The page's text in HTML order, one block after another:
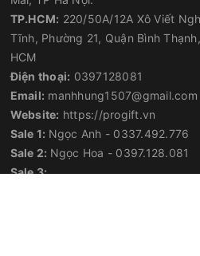
TP.HCM: 220/50A/12A Xô Viết
Tĩnh, Phường 21, Quận Bình
HCM
Điện thoại: 0397128081
Email: manhhung1507@gmail.com
Website: https://progift.vn
Sale 1: Ngọc Anh - 0337.492.776
Sale 2: Ngọc Hoa - 0397.128.081
Sale 3: